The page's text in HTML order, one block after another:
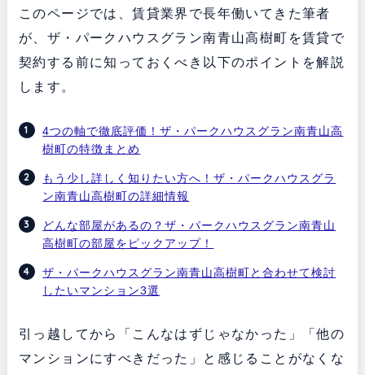
このページでは、賃貸業界で長年働いてきた筆者
が、ザ・パークハウスグラン南青山高樹町を賃貸で
契約する前に知っておくべき以下のポイントを解説
します。
4つの軸で徹底評価！ザ・パークハウスグラン南青山高
樹町の特徴まとめ
もう少し詳しく知りたい方へ！ザ・パークハウスグラ
ン南青山高樹町の詳細情報
どんな部屋があるの？ザ・パークハウスグラン南青山
高樹町の部屋をピックアップ！
ザ・パークハウスグラン南青山高樹町と合わせて検討
したいマンション3選
引っ越してから「こんなはずじゃなかった」「他の
マンションにすべきだった」と感じることがなくな